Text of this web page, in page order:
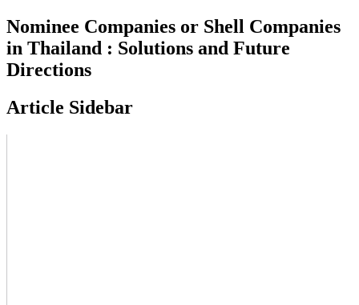
Nominee Companies or Shell Companies
in Thailand : Solutions and Future
Directions
Article Sidebar